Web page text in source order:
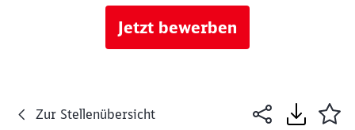
Jetzt bewerben
Zur Stellenübersicht